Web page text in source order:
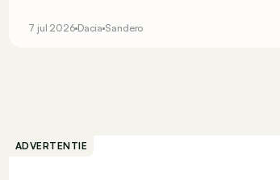
7 jul 2026 Dacia Sandero
ADVERTENTIE